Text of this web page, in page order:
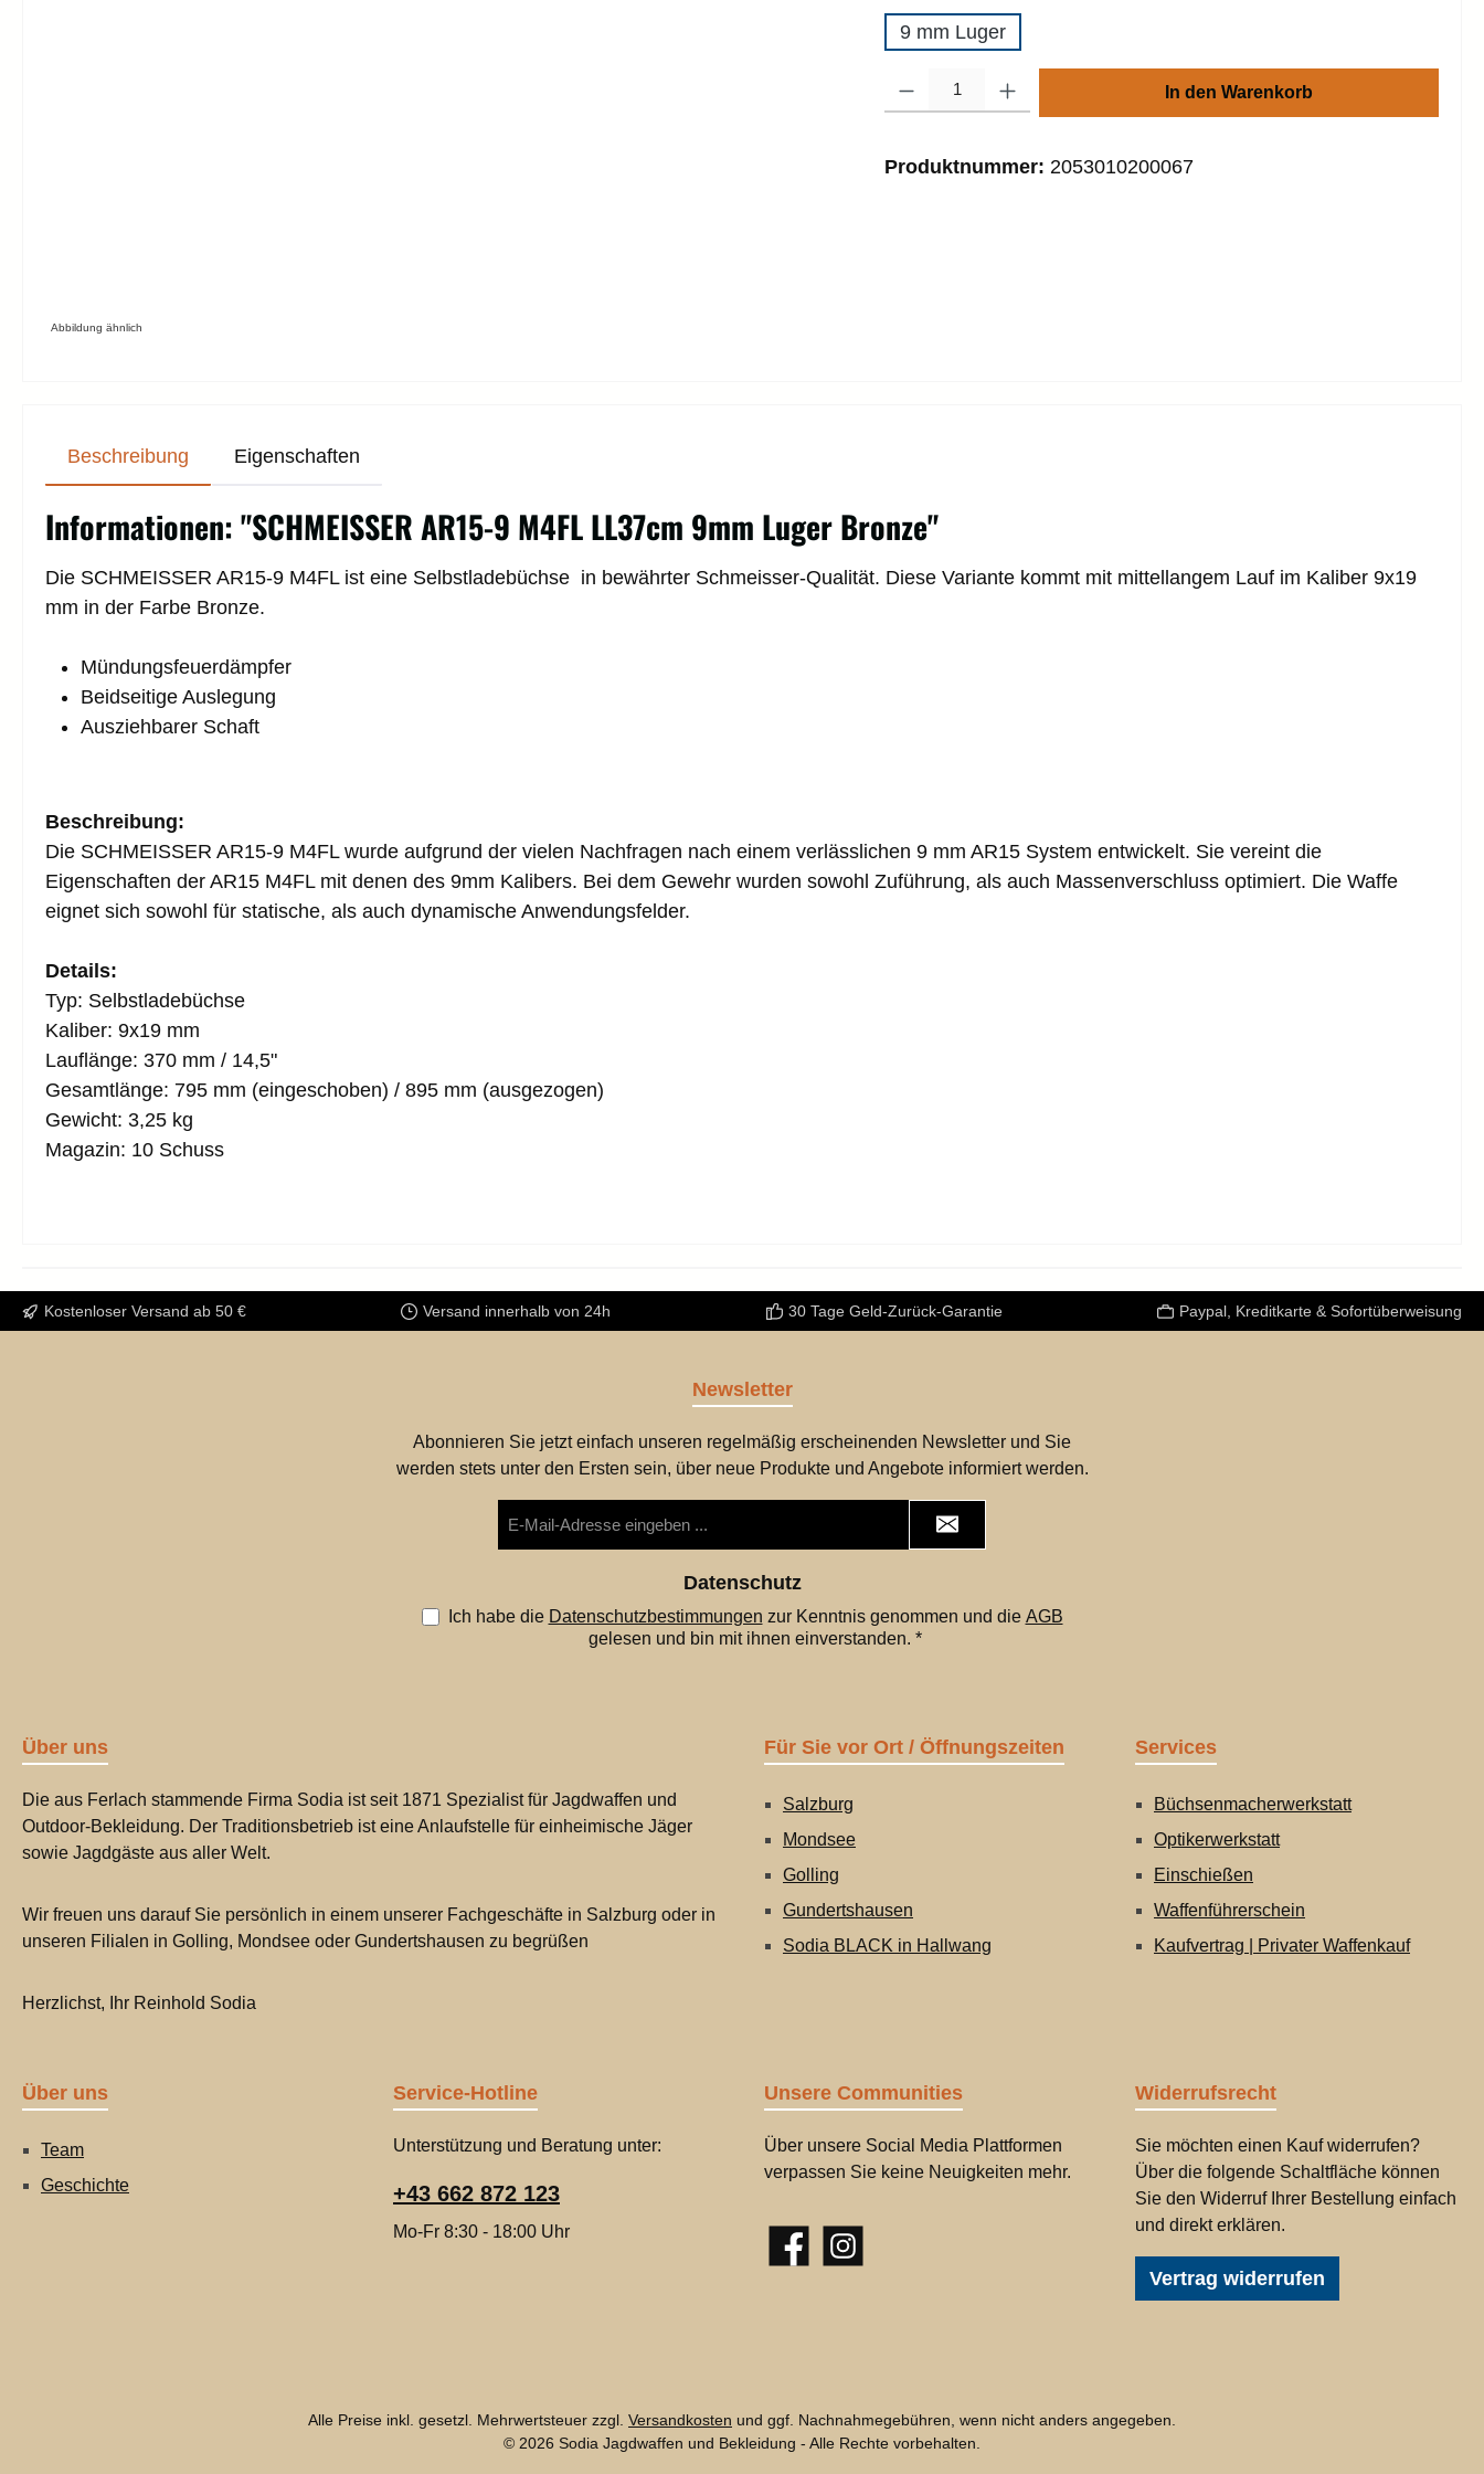
Abbildung ähnlich
9 mm Luger
In den Warenkorb
Produktnummer: 2053010200067
Beschreibung Eigenschaften
Informationen: "SCHMEISSER AR15-9 M4FL LL37cm 9mm Luger Bronze"
Die SCHMEISSER AR15-9 M4FL ist eine Selbstladebüchse in bewährter Schmeisser-Qualität. Diese Variante kommt mit mittellangem Lauf im Kaliber 9x19
mm in der Farbe Bronze.
Mündungsfeuerdämpfer
Beidseitige Auslegung
Ausziehbarer Schaft
Beschreibung:
Die SCHMEISSER AR15-9 M4FL wurde aufgrund der vielen Nachfragen nach einem verlässlichen 9 mm AR15 System entwickelt. Sie vereint die
Eigenschaften der AR15 M4FL mit denen des 9mm Kalibers. Bei dem Gewehr wurden sowohl Zuführung, als auch Massenverschluss optimiert. Die Waffe
eignet sich sowohl für statische, als auch dynamische Anwendungsfelder.
Details:
Typ: Selbstladebüchse
Kaliber: 9x19 mm
Lauflänge: 370 mm / 14,5"
Gesamtlänge: 795 mm (eingeschoben) / 895 mm (ausgezogen)
Gewicht: 3,25 kg
Magazin: 10 Schuss
Kostenloser Versand ab 50 € Versand innerhalb von 24h 30 Tage Geld-Zurück-Garantie Paypal, Kreditkarte & Sofortüberweisung
Newsletter
Abonnieren Sie jetzt einfach unseren regelmäßig erscheinenden Newsletter und Sie
werden stets unter den Ersten sein, über neue Produkte und Angebote informiert werden.
Mail-
Datenschutz
Ich habe die Datenschutzbestimmungen zur Kenntnis genommen und die AGB
gelesen und bin mit ihnen einverstanden. *
Über uns
Die aus Ferlach stammende Firma Sodia ist seit 1871 Spezialist für Jagdwaffen und
Outdoor-Bekleidung. Der Traditionsbetrieb ist eine Anlaufstelle für einheimische Jäger
sowie Jagdgäste aus aller Welt.
Wir freuen uns darauf Sie persönlich in einem unserer Fachgeschäfte in Salzburg oder in
unseren Filialen in Golling, Mondsee oder Gundertshausen zu begrüßen
Herzlichst, Ihr Reinhold Sodia
Für Sie vor Ort / Öffnungszeiten
Salzburg
Mondsee
Golling
Gundertshausen
Sodia BLACK in Hallwang
Services
Büchsenmacherwerkstatt
Optikerwerkstatt
Einschießen
Waffenführerschein
Kaufvertrag | Privater Waffenkauf
Über uns
Team
Geschichte
Service-Hotline
Unterstützung und Beratung unter:
+43 662 872 123
Mo-Fr 8:30 - 18:00 Uhr
Unsere Communities
Über unsere Social Media Plattformen
verpassen Sie keine Neuigkeiten mehr.
FacebookInstagram
Widerrufsrecht
Sie möchten einen Kauf widerrufen?
Über die folgende Schaltfläche können
Sie den Widerruf Ihrer Bestellung einfach
und direkt erklären.
Vertrag widerrufen
Alle Preise inkl. gesetzl. Mehrwertsteuer zzgl. Versandkosten und ggf. Nachnahmegebühren, wenn nicht anders angegeben.
© 2026 Sodia Jagdwaffen und Bekleidung - Alle Rechte vorbehalten.